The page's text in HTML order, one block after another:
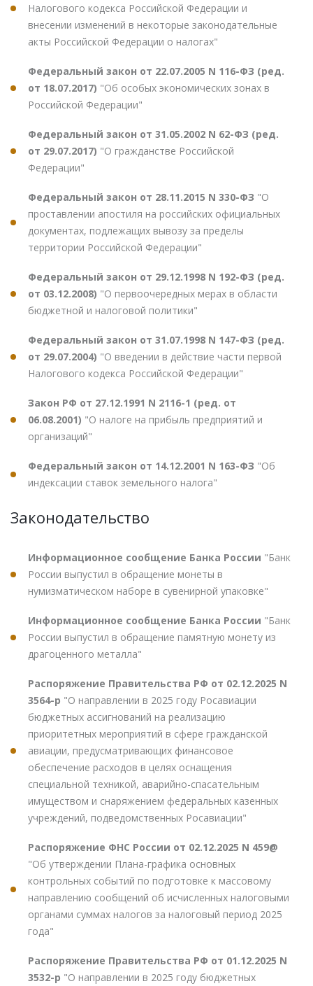
Налогового кодекса Российской Федерации и
внесении изменений в некоторые законодательные
акты Российской Федерации о налогах"
Федеральный закон от 22.07.2005 N 116-ФЗ (ред.
от 18.07.2017) "Об особых экономических зонах в
Российской Федерации"
Федеральный закон от 31.05.2002 N 62-ФЗ (ред.
от 29.07.2017) "О гражданстве Российской
Федерации"
Федеральный закон от 28.11.2015 N 330-ФЗ "О
проставлении апостиля на российских официальных
документах, подлежащих вывозу за пределы
территории Российской Федерации"
Федеральный закон от 29.12.1998 N 192-ФЗ (ред.
от 03.12.2008) "О первоочередных мерах в области
бюджетной и налоговой политики"
Федеральный закон от 31.07.1998 N 147-ФЗ (ред.
от 29.07.2004) "О введении в действие части первой
Налогового кодекса Российской Федерации"
Закон РФ от 27.12.1991 N 2116-1 (ред. от
06.08.2001) "О налоге на прибыль предприятий и
организаций"
Федеральный закон от 14.12.2001 N 163-ФЗ "Об
индексации ставок земельного налога"
Законодательство
Информационное сообщение Банка России "Банк
России выпустил в обращение монеты в
нумизматическом наборе в сувенирной упаковке"
Информационное сообщение Банка России "Банк
России выпустил в обращение памятную монету из
драгоценного металла"
Распоряжение Правительства РФ от 02.12.2025 N
3564-р "О направлении в 2025 году Росавиации
бюджетных ассигнований на реализацию
приоритетных мероприятий в сфере гражданской
авиации, предусматривающих финансовое
обеспечение расходов в целях оснащения
специальной техникой, аварийно-спасательным
имуществом и снаряжением федеральных казенных
учреждений, подведомственных Росавиации"
Распоряжение ФНС России от 02.12.2025 N 459@
"Об утверждении Плана-графика основных
контрольных событий по подготовке к массовому
направлению сообщений об исчисленных налоговыми
органами суммах налогов за налоговый период 2025
года"
Распоряжение Правительства РФ от 01.12.2025 N
3532-р "О направлении в 2025 году бюджетных